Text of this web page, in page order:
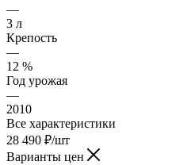
—
3 л
Крепость
—
12 %
Год урожая
—
2010
Все характеристики
28 490 ₽/шт
Варианты цен